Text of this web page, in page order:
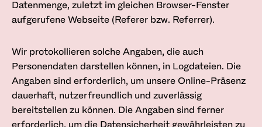
Daten­menge, zuletzt im gleichen Browser-Fenster
aufgerufene Webseite (Referer bzw. Referrer).
Wir protokollieren solche Angaben, die auch
Personendaten darstellen können, in Log­dateien. Die
Angaben sind erforderlich, um unsere Online-Präsenz
dauerhaft, nutzerfreundlich und zuverlässig
bereitstellen zu können. Die Angaben sind ferner
erforderlich, um die Datensicherheit gewährleisten zu